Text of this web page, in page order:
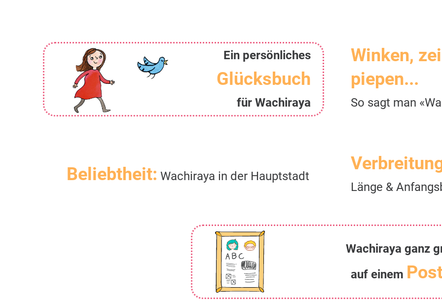
Ein persönliches
Glücksbuch
für Wachiraya
Winken,
piepen...
So sagt man
Beliebtheit: Wachiraya in der Hauptstadt
Länge &
Wachiraya ganz
auf einem